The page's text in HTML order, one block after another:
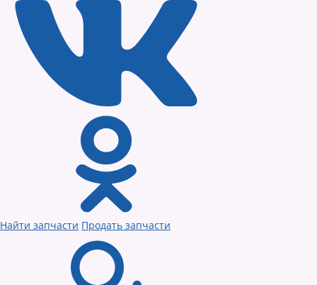
Найти запчасти Продать запчасти